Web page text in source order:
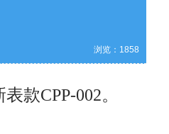
浏览： 1858
款CPP-002。